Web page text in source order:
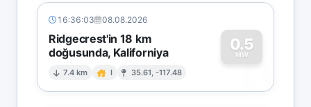
16:36:03 08.08.2026
Ridgecrest'in 18 km
doğusunda, Kaliforniya
7.4 km I 35.61, -117.48
0.5
MW
0